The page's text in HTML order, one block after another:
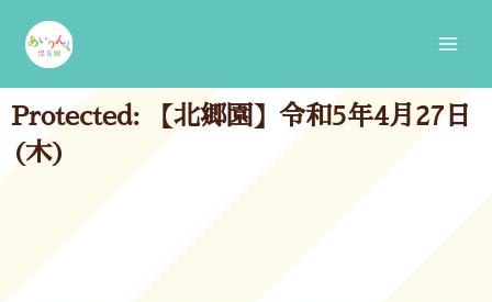
content
Protected: 【北郷園】令和5年4月27日
(木)